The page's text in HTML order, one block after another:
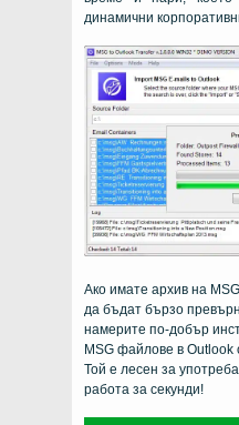
динамични
Ако имате архив на MSG
да бъдат бързо
намерите по-добър
MSG файлове в Outlook
Той е лесен за
работа за секунди!